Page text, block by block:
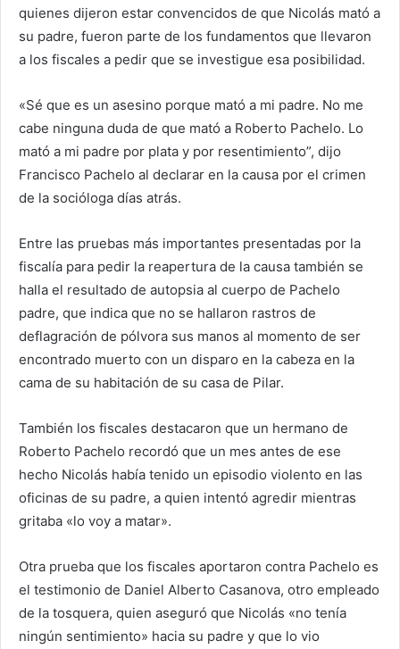
quienes dijeron estar convencidos de que Nicolás mató a
su padre, fueron parte de los fundamentos que llevaron
a los fiscales a pedir que se investigue esa posibilidad.
«Sé que es un asesino porque mató a mi padre. No me
cabe ninguna duda de que mató a Roberto Pachelo. Lo
mató a mi padre por plata y por resentimiento”, dijo
Francisco Pachelo al declarar en la causa por el crimen
de la socióloga días atrás.
Entre las pruebas más importantes presentadas por la
fiscalía para pedir la reapertura de la causa también se
halla el resultado de autopsia al cuerpo de Pachelo
padre, que indica que no se hallaron rastros de
deflagración de pólvora sus manos al momento de ser
encontrado muerto con un disparo en la cabeza en la
cama de su habitación de su casa de Pilar.
También los fiscales destacaron que un hermano de
Roberto Pachelo recordó que un mes antes de ese
hecho Nicolás había tenido un episodio violento en las
oficinas de su padre, a quien intentó agredir mientras
gritaba «lo voy a matar».
Otra prueba que los fiscales aportaron contra Pachelo es
el testimonio de Daniel Alberto Casanova, otro empleado
de la tosquera, quien aseguró que Nicolás «no tenía
ningún sentimiento» hacia su padre y que lo vio